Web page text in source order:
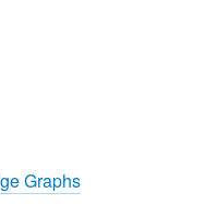
Graphs